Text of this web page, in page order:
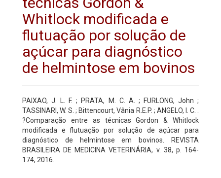
Whitlock modificada e
flutuação por solução de
açúcar para diagnóstico
de helmintose em bovinos
PAIXAO, J. L. F. ; PRATA, M. C. A. ; FURLONG, John ;
TASSINARI, W. S. ; Bittencourt, Vânia R.E.P. ; ANGELO, I. C. .
?Comparação entre as técnicas Gordon & Whitlock
modificada e flutuação por solução de açúcar para
diagnóstico de helmintose em bovinos. REVISTA
BRASILEIRA DE MEDICINA VETERINÁRIA, v. 38, p. 164-
174, 2016.